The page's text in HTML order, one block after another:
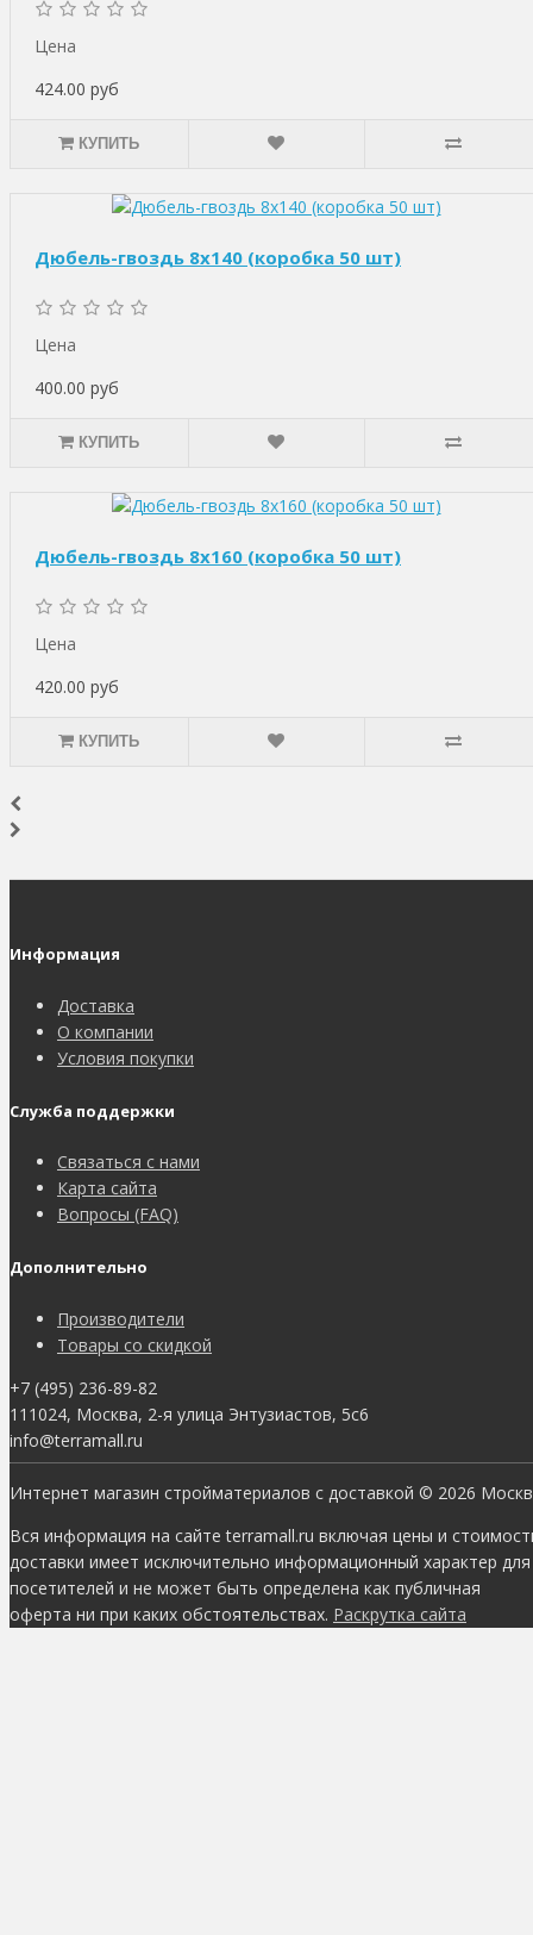
Цена
424.00 руб
КУПИТЬ
Дюбель-гвоздь 8х140 (коробка 50 шт)
Цена
400.00 руб
КУПИТЬ
Дюбель-гвоздь 8х160 (коробка 50 шт)
Цена
420.00 руб
КУПИТЬ
Информация
Доставка
О компании
Условия покупки
Служба поддержки
Связаться с нами
Карта сайта
Вопросы (FAQ)
Дополнительно
Производители
Товары со скидкой
+7 (495) 236-89-82
111024, Москва, 2-я улица Энтузиастов, 5с6
info@terramall.ru
Интернет магазин стройматериалов с доставкой © 2026
Вся информация на сайте terramall.ru включая цены и
доставки имеет исключительно информационный характер для
посетителей и не может быть определена как публичная
оферта ни при каких обстоятельствах. Раскрутка сайта